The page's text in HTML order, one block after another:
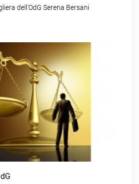
dell’OdG Serena Bersani